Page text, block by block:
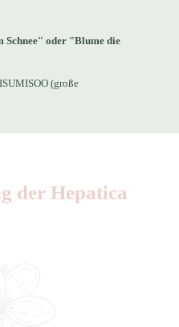
Schnee" oder "Blume die
(große
der Hepatica